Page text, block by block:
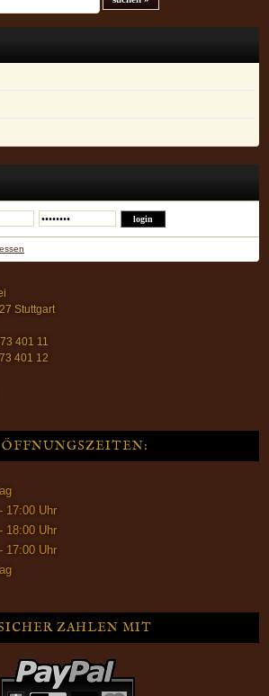
Stuttgart
401 11
401 12
ÖFFNUNGSZEITEN:
17:00 Uhr
18:00 Uhr
17:00 Uhr
ZAHLEN MIT